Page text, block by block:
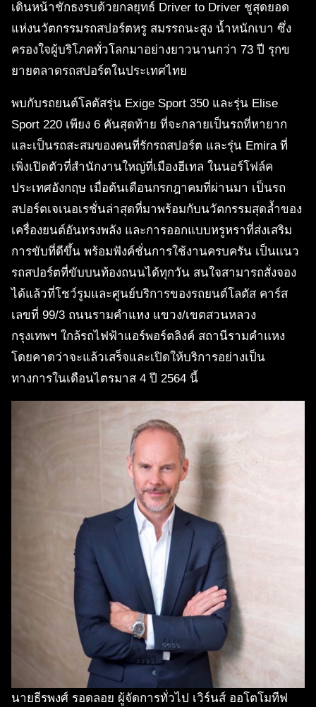
เดินหน้าชักธงรบด้วยกลยุทธ์ Driver to Driver ชูสุดยอด
แห่งนวัตกรรมรถสปอร์ตหรู สมรรถนะสูง น้ำหนักเบา ซึ่ง
ครองใจผู้บริโภคทั่วโลกมาอย่างยาวนานกว่า 73 ปี รุกข
ยายตลาดรถสปอร์ตในประเทศไทย
พบกับรถยนต์โลตัสรุ่น Exige Sport 350 และรุ่น Elise
Sport 220 เพียง 6 คันสุดท้าย ที่จะกลายเป็นรถที่หายาก
และเป็นรถสะสมของคนที่รักรถสปอร์ต และรุ่น Emira ที่
เพิ่งเปิดตัวที่สำนักงานใหญ่ที่เมืองฮีเทล ในนอร์โฟล์ค
ประเทศอังกฤษ เมื่อต้นเดือนกรกฎาคมที่ผ่านมา เป็นรถ
สปอร์ตเจเนอเรชั่นล่าสุดที่มาพร้อมกับนวัตกรรมสุดล้ำของ
เครื่องยนต์อันทรงพลัง และการออกแบบหรูหราที่ส่งเสริม
การขับที่ดีขึ้น พร้อมฟังค์ชั่นการใช้งานครบครัน เป็นแนว
รถสปอร์ตที่ขับบนท้องถนนได้ทุกวัน สนใจสามารถสั่งจอง
ได้แล้วที่โชว์รูมและศูนย์บริการของรถยนต์โลตัส คาร์ส
เลขที่ 99/3 ถนนรามคำแหง แขวง/เขตสวนหลวง
กรุงเทพฯ ใกล้รถไฟฟ้าแอร์พอร์ตลิงค์ สถานีรามคำแหง
โดยคาดว่าจะแล้วเสร็จและเปิดให้บริการอย่างเป็น
ทางการในเดือนไตรมาส 4 ปี 2564 นี้
นายธีรพงศ์ รอดลอย ผู้จัดการทั่วไป เวิร์นส์ ออโตโมทีฟ